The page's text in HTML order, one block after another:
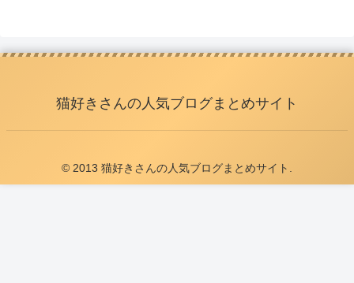
猫好きさんの人気ブログまとめサイト
© 2013 猫好きさんの人気ブログまとめサイト.